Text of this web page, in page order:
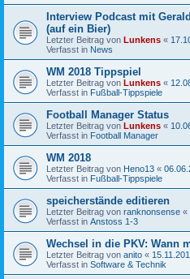
Interview Podcast mit
(auf ein Bier)
Letzter Beitrag von Lunkens «
Verfasst in News
WM 2018 Tippspiel
Letzter Beitrag von Lunkens «
Verfasst in Fußball-Tippspiele
Football Manager Status
Letzter Beitrag von Lunkens «
Verfasst in Football Manager
WM 2018
Letzter Beitrag von Heno13 «
Verfasst in Fußball-Tippspiele
speicherstände editieren
Letzter Beitrag von ranknonsense «
Verfasst in Anstoss 1-3
Wechsel in die PKV: Wann
Letzter Beitrag von anito «
Verfasst in Software & Technik